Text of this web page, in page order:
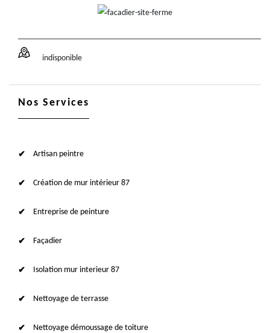
indisponible
Nos Services
Artisan peintre
Création de mur intérieur 87
Entreprise de peinture
Façadier
Isolation mur interieur 87
Nettoyage de terrasse
Nettoyage démoussage de toiture